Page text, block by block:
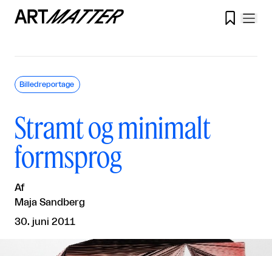

Stramt og minimalt
formsprog
Af
Maja Sandberg
30. juni 2011
Billedreportage